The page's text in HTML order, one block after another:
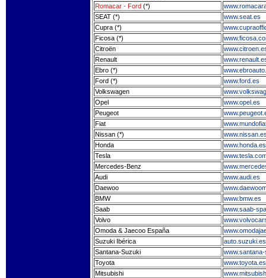
Romacar - Ford (*)
SEAT (*)
www.seat.es
Cupra (*)
Ficosa (*)
Citroën
Renault
Ebro (*)
Ford (*)
www.ford.es
Volkswagen
Opel
www.opel.es
Peugeot
Fiat
Nissan (*)
Honda
www.honda.es
Tesla
Mercedes-Benz
Audi
www.audi.es
Daewoo
BMW
www.bmw.es
Saab
www.saab-
Volvo
Omoda & Jaecoo España
Suzuki Ibérica
auto.suzuki.es
Santana-Suzuki
Toyota
www.toyota.es
Mitsubishi